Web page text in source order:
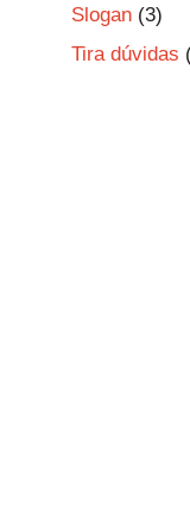
Slogan (3)
Tira dúvidas